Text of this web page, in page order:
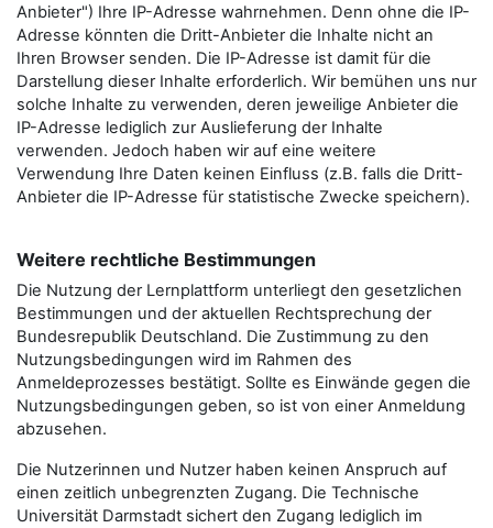
Anbieter") Ihre IP-Adresse wahrnehmen. Denn ohne die IP-
Adresse könnten die Dritt-Anbieter die Inhalte nicht an
Ihren Browser senden. Die IP-Adresse ist damit für die
Darstellung dieser Inhalte erforderlich. Wir bemühen uns nur
solche Inhalte zu verwenden, deren jeweilige Anbieter die
IP-Adresse lediglich zur Auslieferung der Inhalte
verwenden. Jedoch haben wir auf eine weitere
Verwendung Ihre Daten keinen Einfluss (z.B. falls die Dritt-
Anbieter die IP-Adresse für statistische Zwecke speichern).
Weitere rechtliche Bestimmungen
Die Nutzung der Lernplattform unterliegt den gesetzlichen
Bestimmungen und der aktuellen Rechtsprechung der
Bundesrepublik Deutschland. Die Zustimmung zu den
Nutzungsbedingungen wird im Rahmen des
Anmeldeprozesses bestätigt. Sollte es Einwände gegen die
Nutzungsbedingungen geben, so ist von einer Anmeldung
abzusehen.
Die Nutzerinnen und Nutzer haben keinen Anspruch auf
einen zeitlich unbegrenzten Zugang. Die Technische
Universität Darmstadt sichert den Zugang lediglich im